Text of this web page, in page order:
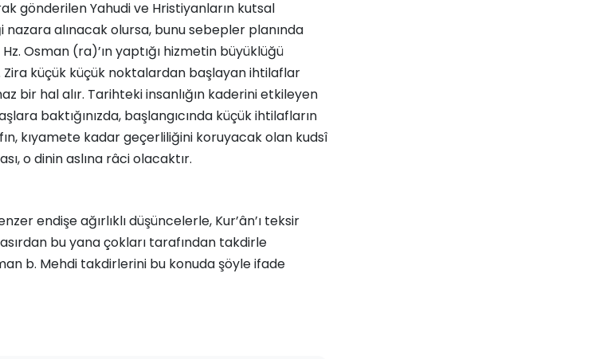
gönderilen Yahudi ve Hristiyanların kutsal
alınacak olursa, bunu sebepler planında
Osman (ra)’ın yaptığı hizmetin büyüklüğü
küçük küçük noktalardan başlayan ihtilaflar
bir hal alır. Tarihteki insanlığın kaderini etkileyen
baktığınızda, başlangıcında küçük ihtilafların
kıyamete kadar geçerliliğini koruyacak olan kudsî
o dinin aslına râci olacaktır.
endişe ağırlıklı düşüncelerle, Kur’ân’ı teksir
bu yana çokları tarafından takdirle
b. Mehdi takdirlerini bu konuda şöyle ifade